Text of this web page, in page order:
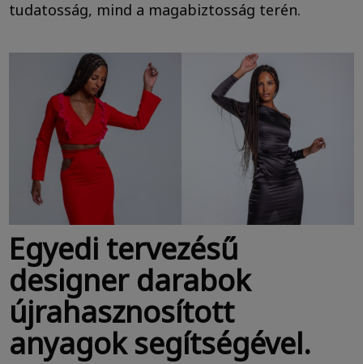
tudatosság, mind a magabiztosság terén.
Egyedi tervezésű
designer darabok
újrahasznosított
anyagok segítségével.